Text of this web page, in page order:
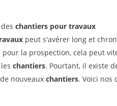
chantiers pour travaux
peut s'avérer long et
la prospection, cela peut
chantiers. Pourtant, il existe
nouveaux chantiers. Voici nos